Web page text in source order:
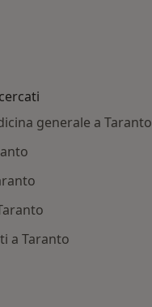
generale a Taranto
a Taranto